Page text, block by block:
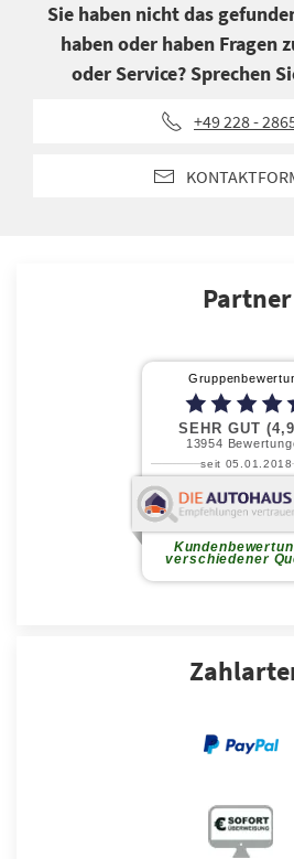
Sie haben nicht das
haben oder haben Fragen
oder Service? Sprechen
+49 228 -
Partner